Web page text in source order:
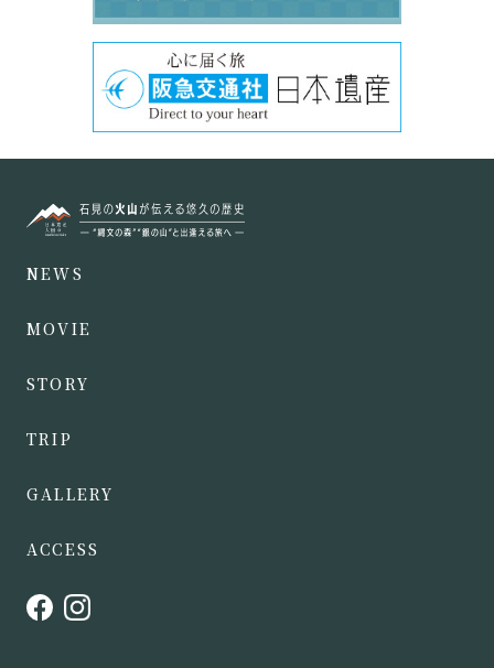
NEWS
MOVIE
STORY
TRIP
GALLERY
ACCESS